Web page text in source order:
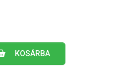
KOSÁRBA